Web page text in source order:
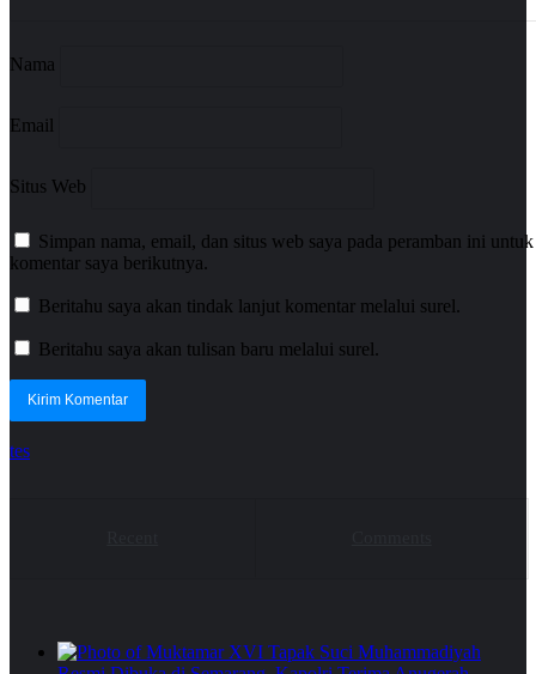
Nama
Email
Situs Web
Simpan nama, email, dan situs web saya pada peramban ini untuk
komentar saya berikutnya.
Beritahu saya akan tindak lanjut komentar melalui surel.
Beritahu saya akan tulisan baru melalui surel.
tes